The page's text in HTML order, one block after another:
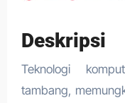
Deskripsi
Teknologi
tambang,